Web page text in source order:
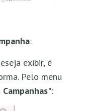
:
exibir, é
Pelo menu
: